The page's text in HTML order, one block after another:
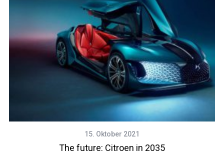
15. Oktober 2021
The future: Citroen in 2035